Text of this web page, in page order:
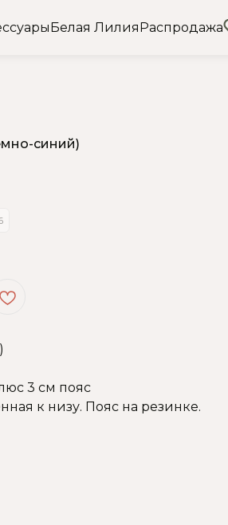
Белая ЛилияРаспродажа
синий)
3 см пояс
к низу. Пояс на резинке.